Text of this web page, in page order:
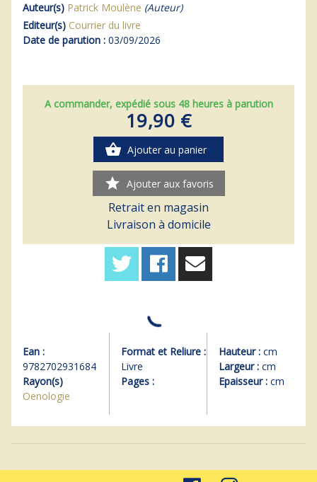
Auteur(s) Patrick Moulène (Auteur)
Editeur(s) Courrier du livre
Date de parution : 03/09/2026
A commander, expédié sous 48 heures à parution
19,90 €
shopping_basket Ajouter au panier
star Ajouter aux favoris
Retrait en magasin
Livraison à domicile
Ean :
9782702931684
Rayon(s)
Oenologie
Format et Reliure :
Livre
Pages :
Hauteur : cm
Largeur : cm
Epaisseur : cm